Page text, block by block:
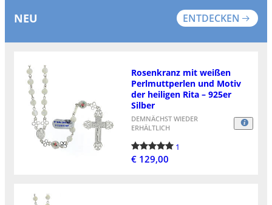
NEU ENTDECKEN
Rosenkranz mit weißen
Perlmuttperlen und Motiv
der heiligen Rita – 925er
Silber
DEMNÄCHST WIEDER
ERHÄLTLICH
1
€ 129,00